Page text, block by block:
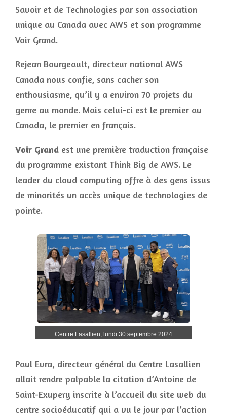
Savoir et de Technologies par son association
unique au Canada avec AWS et son programme
Voir Grand.
Rejean Bourgeault, directeur national AWS
Canada nous confie, sans cacher son
enthousiasme, qu’il y a environ 70 projets du
genre au monde. Mais celui-ci est le premier au
Canada, le premier en français.
Voir Grand est une première traduction française
du programme existant Think Big de AWS. Le
leader du cloud computing offre à des gens issus
de minorités un accès unique de technologies de
pointe.
Centre Lasallien, lundi 30 septembre 2024
Paul Evra, directeur général du Centre Lasallien
allait rendre palpable la citation d’Antoine de
Saint-Exupery inscrite à l’accueil du site web du
centre socioéducatif qui a vu le jour par l’action